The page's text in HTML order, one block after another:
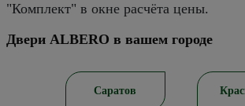
"Комплект" в окне расчёта цены.
Двери ALBERO в вашем городе
Саратов